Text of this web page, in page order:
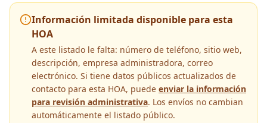
Información limitada disponible para esta
HOA
A este listado le falta: número de teléfono, sitio web,
descripción, empresa administradora, correo
electrónico. Si tiene datos públicos actualizados de
contacto para esta HOA, puede enviar la información
para revisión administrativa. Los envíos no cambian
automáticamente el listado público.